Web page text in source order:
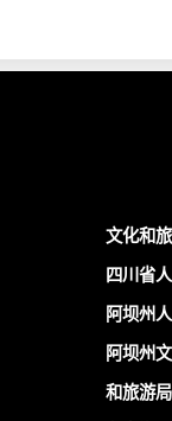
文化和
四川省
阿坝州
阿坝州
和旅游局